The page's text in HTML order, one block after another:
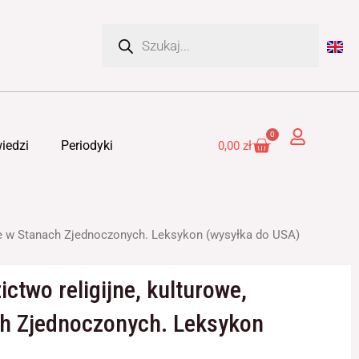
Periodyki 0,00zł
0
Cart
Stanach Zjednoczonych. Leksykon (wysyłka do USA)
religijne, kulturowe,
Zjednoczonych. Leksykon